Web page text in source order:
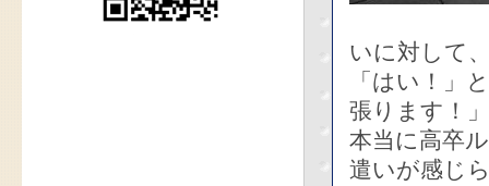
いに対して
「はい！」
張ります！
本当に高卒
遣いが感じ